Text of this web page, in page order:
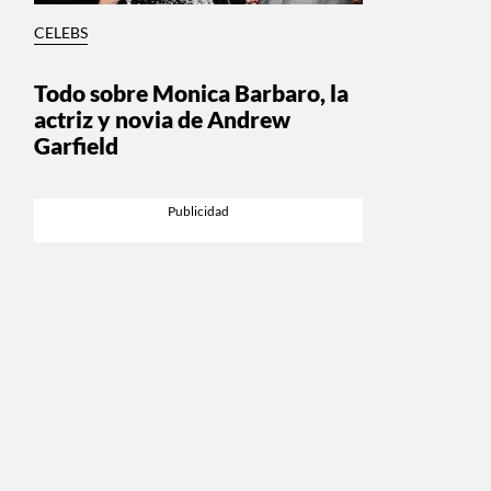
CELEBS
Todo sobre Monica Barbaro, la
actriz y novia de Andrew
Garfield